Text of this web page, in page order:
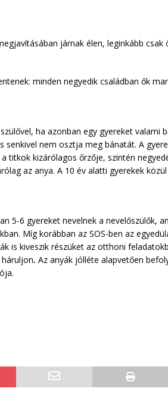
járnak élen, leginkább csak
minden negyedik családban ők
ha azonban egy gyereket valami
nem osztja meg bánatát. A
titkok kizárólagos őrzője, szintén
az anya. A 10 év alatti gyerekek
5-6 gyereket nevelnek a nevelőszülők,
Míg korábban az SOS-ben az
is kiveszik részüket az otthoni
. Az anyák jólléte alapvetően